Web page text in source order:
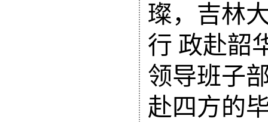
璨，吉林
行 政赴韶
领导班子
赴四方的